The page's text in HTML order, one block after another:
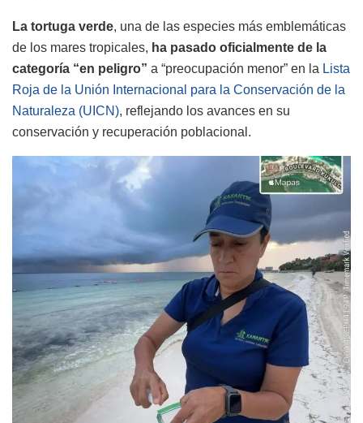
La tortuga verde, una de las especies más emblemáticas
de los mares tropicales, ha pasado oficialmente de la
categoría “en peligro” a “preocupación menor” en la Lista
Roja de la Unión Internacional para la Conservación de la
Naturaleza (UICN), reflejando los avances en su
conservación y recuperación poblacional.